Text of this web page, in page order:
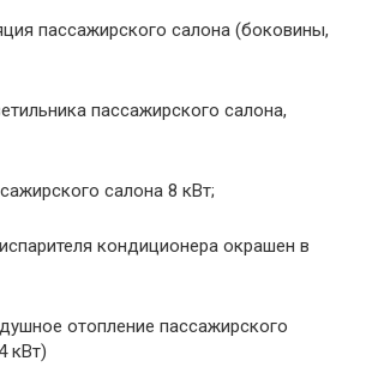
пассажирского салона (боковины,
пассажирского салона,
салона 8 кВт;
кондиционера окрашен в
отопление пассажирского
кВт)